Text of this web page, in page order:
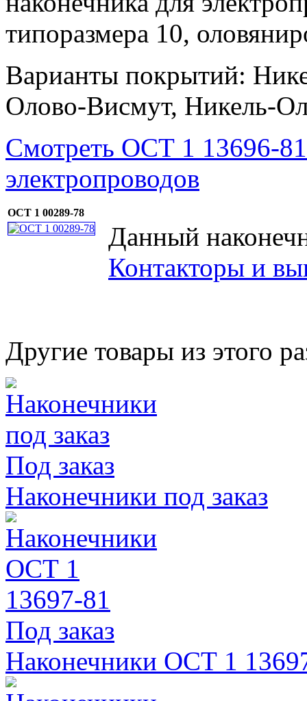
типоразмера 10,
Варианты покрытий:
Олово-Висмут, Никель-
Смотреть ОСТ 1 13696-
электропроводов
ОСТ 1 00289-78
Данный
Контакторы и
Другие товары из этого
Под заказ
Наконечники под заказ
Под заказ
Наконечники ОСТ 1